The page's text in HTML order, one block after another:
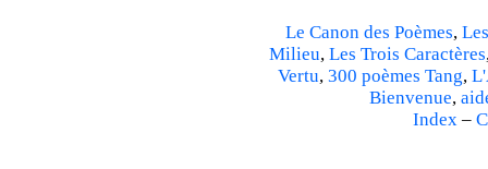
Le Canon des Poèmes,
Milieu, Les Trois Caractères
Vertu, 300 poèmes Tang,
Bienvenue,
Index –